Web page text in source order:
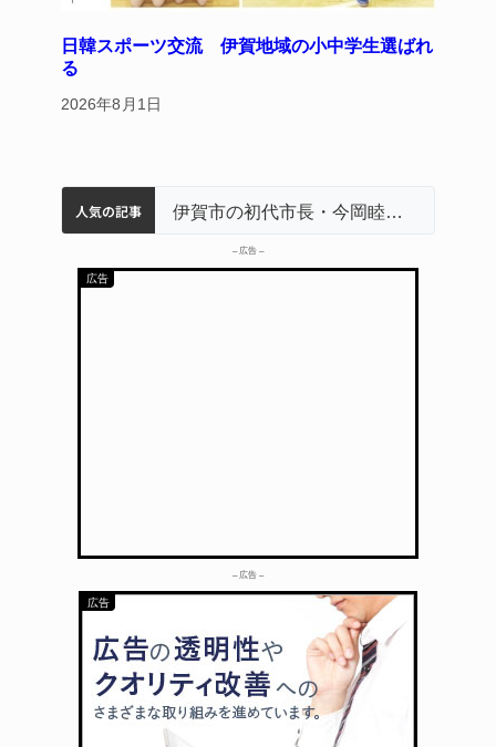
日韓スポーツ交流 伊賀地域の小中学生選ばれ
る
2026年8月1日
人気の記事
名張市水道料金47％値上げへ 答申案、審議会で大筋まとまる
名張市立病院のDMAT、熊本地震の被災地へ 能登以来3回目の派遣
特産「白鳳梨」の出荷最盛期 直売所にぎわう 伊賀 伊賀市の初代市長・今岡睦之さん死去 87歳
– 広告 –
– 広告 –